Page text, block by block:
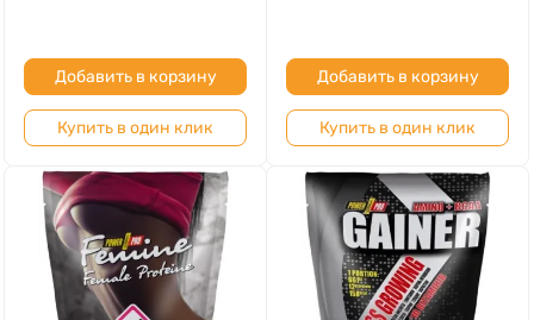
Добавить в корзину
Купить в один клик
Добавить в корзину
Купить в один клик